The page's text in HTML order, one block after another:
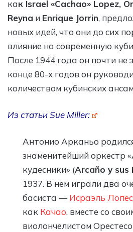
как Israel «Cachao» Lopez,
Reyna и Enrique Jorrin,
новых идей, что они до сих
влияние на современную
После 1944 года он почти не
конце 80-х годов он
количеством кубинских
Из статьиSue Miller:
Антонио Арканьо
знаменитейший оркестр
кудесники» (Arcaño y sus
1937. В нем играли два
басиста —Исраэль Лопес
как Качао, вместе со
виолончелистом